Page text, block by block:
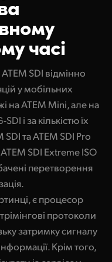
телефону
Прямий запис на флеш-диски USB за допомогою ATEM SDI Pro
М
онтаж окремих потоків із показаної трансляції
А
втоматичне перетворення форматів на будь-якому SDI-вході
Б
езкоштовна програмна панель ATEM Software Control
Апаратна панель у комбінації з додатком ATEM Software Control
часі
SDI відмінно
у мобільних
на ATEM Mini, але на
і за кількістю їх
та ATEM SDI Pro
SDI Extreme ISO
перетворення
є процесор
протоколи
затримку сигналу
Крім того,